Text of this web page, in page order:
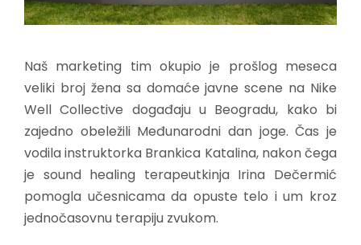
Naš marketing tim okupio je prošlog meseca
veliki broj žena sa domaće javne scene na Nike
Well Collective događaju u Beogradu, kako bi
zajedno obeležili Međunarodni dan joge. Čas je
vodila instruktorka Brankica Katalina, nakon čega
je sound healing terapeutkinja Irina Dečermić
pomogla učesnicama da opuste telo i um kroz
jednočasovnu terapiju zvukom.